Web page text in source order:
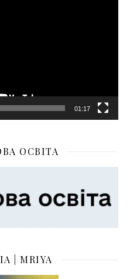
01:17
ОСВІТА
| MRIYA